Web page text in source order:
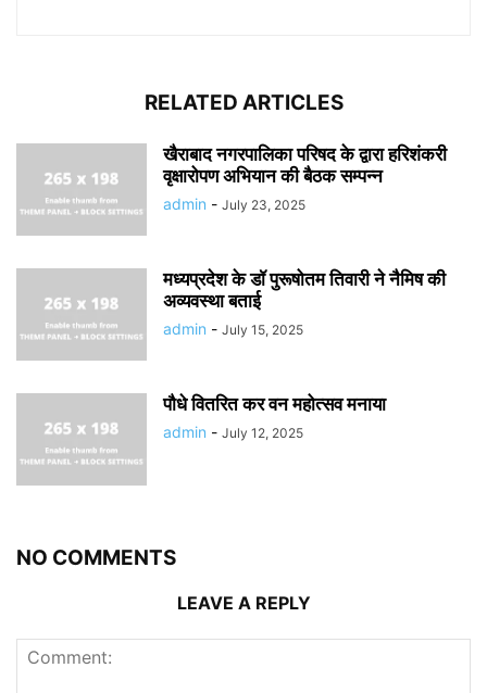
RELATED ARTICLES
खैराबाद नगरपालिका परिषद के द्वारा हरिशंकरी
वृक्षारोपण अभियान की बैठक सम्पन्न
admin - July 23, 2025
मध्यप्रदेश के डॉ पुरूषोतम तिवारी ने नैमिष की
अव्यवस्था बताई
admin - July 15, 2025
पौधे वितरित कर वन महोत्सव मनाया
admin - July 12, 2025
NO COMMENTS
LEAVE A REPLY